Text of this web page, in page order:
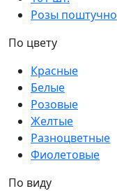
Розы поштучно
По цвету
Красные
Белые
Розовые
Желтые
Разноцветные
Фиолетовые
По виду